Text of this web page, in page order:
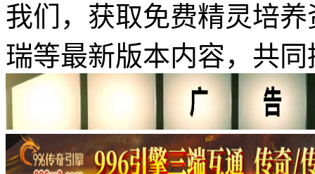
我们，获取免费精灵培
瑞等最新版本内容，共